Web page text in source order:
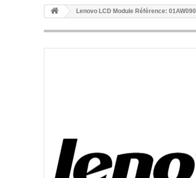
Lenovo LCD Module Référence: 01AW090